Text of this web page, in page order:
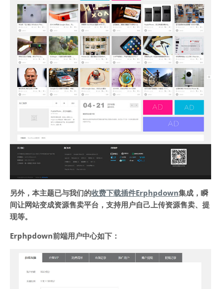
另外，本主题已与我们的收费下载插件Erphpdown集成，瞬
间让网站变成资源售卖平台，支持用户自己上传资源售卖、提
现等。
Erphpdown前端用户中心如下：